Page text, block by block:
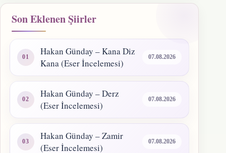
Son Eklenen Şiirler
Hakan Günday – Kana Diz
Kana (Eser İncelemesi)
07.08.2026
Hakan Günday – Derz
(Eser İncelemesi)
07.08.2026
Hakan Günday – Zamir
(Eser İncelemesi)
07.08.2026